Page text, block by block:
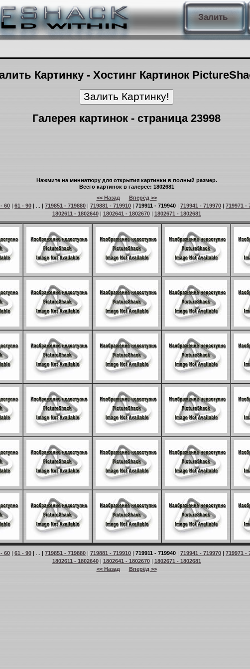
Залить
Картинку - Хостинг Картинок
Галерея картинок - страница 23998
Нажмите на миниатюру для открытия картинки в полный размер.
Всего картинок в галерее: 1802681
<< Назад
Вперёд >>
60 | 61 - 90 | ... | 719851 - 719880 | 719881 - 719910 | 719911 - 719940 | 719941 - 719970 | 719971 -
1802611 - 1802640| 1802641 - 1802670| 1802671 - 1802681
60 | 61 - 90 | ... | 719851 - 719880 | 719881 - 719910 | 719911 - 719940 | 719941 - 719970 | 719971 -
1802611 - 1802640| 1802641 - 1802670| 1802671 - 1802681
<< Назад
Вперёд >>